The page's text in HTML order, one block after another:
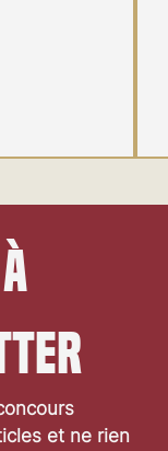
et ne rien